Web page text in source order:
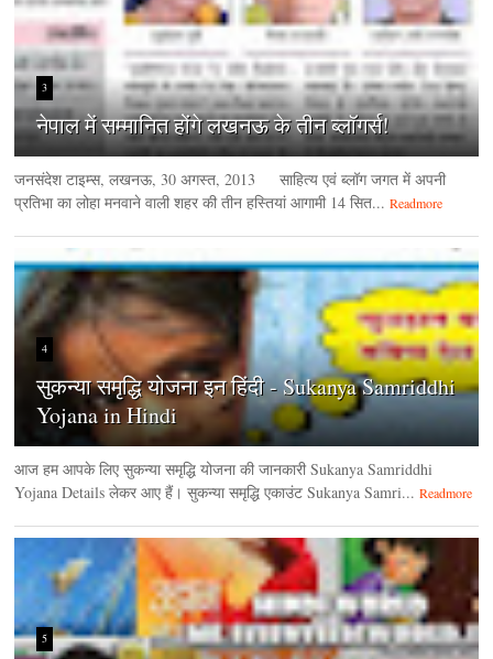
3
नेपाल में सम्मानित होंगे लखनऊ के तीन ब्लॉगर्स!
जनसंदेश टाइम्‍स, लखनऊ, 30 अगस्‍त, 2013 साहित्य एवं ब्लॉग जगत में अपनी
प्रतिभा का लोहा मनवाने वाली शहर की तीन हस्तियां आगामी 14 सित... Readmore
4
सुकन्या समृद्धि योजना इन हिंदी - Sukanya Samriddhi
Yojana in Hindi
आज हम आपके लिए सुकन्या समृद्धि योजना की जानकारी Sukanya Samriddhi
Yojana Details लेकर आए हैं। सुकन्या समृद्धि एकाउंट Sukanya Samri... Readmore
5